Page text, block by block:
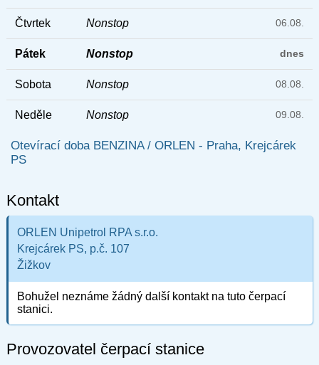
Čtvrtek Nonstop 06.08.
Pátek Nonstop dnes
Sobota Nonstop 08.08.
Neděle Nonstop 09.08.
Otevírací doba BENZINA / ORLEN - Praha, Krejcárek
PS
Kontakt
ORLEN Unipetrol RPA s.r.o.
Krejcárek PS, p.č. 107
Žižkov
Bohužel neznáme žádný další kontakt na tuto čerpací
stanici.
Provozovatel čerpací stanice